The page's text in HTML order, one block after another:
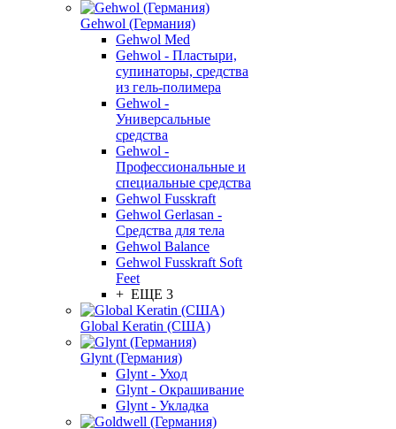
Gehwol (Германия)
Gehwol Med
Gehwol - Пластыри,
супинаторы, средства
из гель-полимера
Gehwol -
Универсальные
средства
Gehwol -
Профессиональные и
специальные средства
Gehwol Fusskraft
Gehwol Gerlasan -
Средства для тела
Gehwol Balance
Gehwol Fusskraft Soft
Feet
+ ЕЩЕ 3
Global Keratin (США)
Glynt (Германия)
Glynt - Уход
Glynt - Окрашивание
Glynt - Укладка